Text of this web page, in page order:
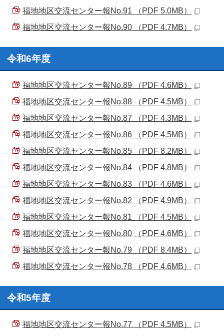
福地地区交流センター報No.91 （PDF 5.0MB）
福地地区交流センター報No.90 （PDF 4.7MB）
令和6年度
福地地区交流センター報No.89 （PDF 4.6MB）
福地地区交流センター報No.88 （PDF 4.5MB）
福地地区交流センター報No.87 （PDF 4.3MB）
福地地区交流センター報No.86 （PDF 4.5MB）
福地地区交流センター報No.85 （PDF 8.2MB）
福地地区交流センター報No.84 （PDF 4.8MB）
福地地区交流センター報No.83 （PDF 4.6MB）
福地地区交流センター報No.82 （PDF 4.9MB）
福地地区交流センター報No.81 （PDF 4.5MB）
福地地区交流センター報No.80 （PDF 4.6MB）
福地地区交流センター報No.79 （PDF 8.4MB）
福地地区交流センター報No.78 （PDF 4.6MB）
令和5年度
福地地区交流センター報No.77 （PDF 4.5MB）